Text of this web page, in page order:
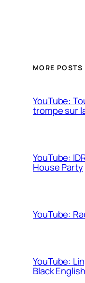
MORE POSTS
YouTube:
trompe sur
YouTube:
House Party
YouTube:
YouTube:
Black English